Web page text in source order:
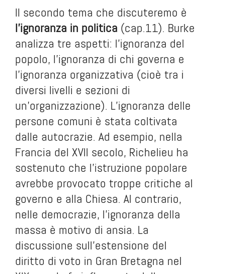
Il secondo tema che discuteremo è
l’ignoranza in politica (cap.11). Burke
analizza tre aspetti: l’ignoranza del
popolo, l’ignoranza di chi governa e
l’ignoranza organizzativa (cioè tra i
diversi livelli e sezioni di
un’organizzazione). L’ignoranza delle
persone comuni è stata coltivata
dalle autocrazie. Ad esempio, nella
Francia del XVII secolo, Richelieu ha
sostenuto che l’istruzione popolare
avrebbe provocato troppe critiche al
governo e alla Chiesa. Al contrario,
nelle democrazie, l’ignoranza della
massa è motivo di ansia. La
discussione sull’estensione del
diritto di voto in Gran Bretagna nel